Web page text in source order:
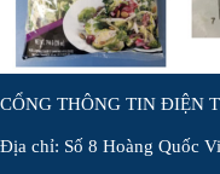
CỔNG THÔNG TIN ĐIỆN
Địa chỉ: Số 8 Hoàng Quốc